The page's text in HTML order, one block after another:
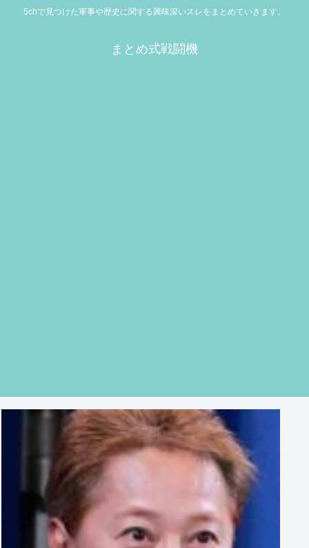
5chで見つけた軍事や歴史に関する興味深いスレをまとめていきます。
まとめ式戦闘機